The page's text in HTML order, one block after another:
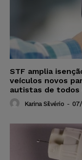
STF amplia
veículos novos
autistas de todos
Karina Silvério -